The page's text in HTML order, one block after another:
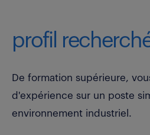
profil
De formation supérieure,
d'expérience sur un poste
environnement industriel.